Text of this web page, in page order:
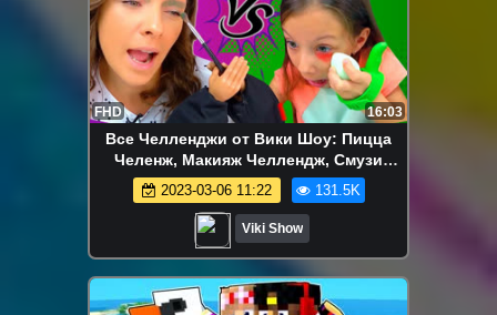
FHD 16:03
Все Челленджи от Вики Шоу: Пицца
Челенж, Макияж Челлендж, Смузи
Челлендж, Блинный Челлендж и др. -
МАЛЕНЬКИЕ Ручки Против Без
БОЛЬШОГО Пальца Макияж ЧЕЛЛЕНДЖ
Вика VS Мама CHALLENGE / Вики Шоу
2023-03-06 11:22 131.5K
Viki Show